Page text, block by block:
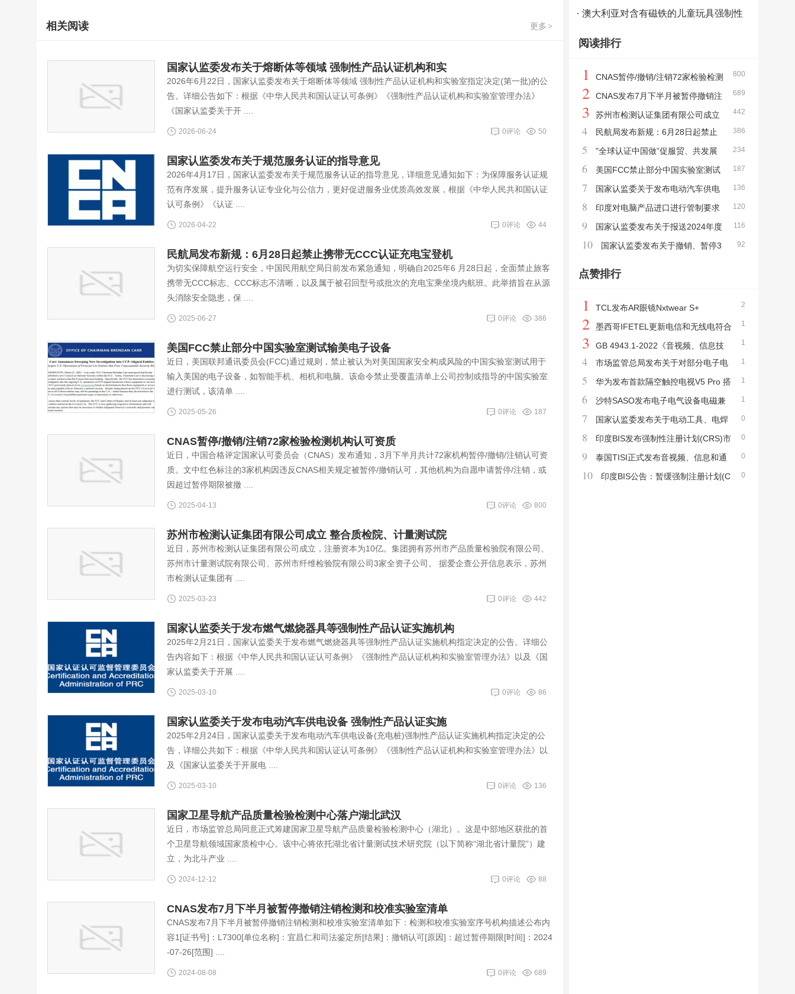
更多 >
相关阅读
国家认监委发布关于熔断体等领域 强制性产品认证机构和实
2026年6月22日，国家认监委发布关于熔断体等领域 强制性产品认证机构和实验室指定决定(第一批)的公
告。详细公告如下：根据《中华人民共和国认证认可条例》《强制性产品认证机构和实验室管理办法》
《国家认监委关于开 ....
2026-06-24 0评论 50
国家认监委发布关于规范服务认证的指导意见
2026年4月17日，国家认监委发布关于规范服务认证的指导意见，详细意见通知如下：为保障服务认证规
范有序发展，提升服务认证专业化与公信力，更好促进服务业优质高效发展，根据《中华人民共和国认证
认可条例》《认证 ....
2026-04-22 0评论 44
民航局发布新规：6月28日起禁止携带无CCC认证充电宝登机
为切实保障航空运行安全，中国民用航空局日前发布紧急通知，明确自2025年6 月28日起，全面禁止旅客
携带无CCC标志、CCC标志不清晰，以及属于被召回型号或批次的充电宝乘坐境内航班。此举措旨在从源
头消除安全隐患，保 ....
2025-06-27 0评论 386
美国FCC禁止部分中国实验室测试输美电子设备
近日，美国联邦通讯委员会(FCC)通过规则，禁止被认为对美国国家安全构成风险的中国实验室测试用于
输入美国的电子设备，如智能手机、相机和电脑。该命令禁止受覆盖清单上公司控制或指导的中国实验室
进行测试，该清单 ....
2025-05-26 0评论 187
CNAS暂停/撤销/注销72家检验检测机构认可资质
近日，中国合格评定国家认可委员会（CNAS）发布通知，3月下半月共计72家机构暂停/撤销/注销认可资
质。文中红色标注的3家机构因违反CNAS相关规定被暂停/撤销认可，其他机构为自愿申请暂停/注销，或
因超过暂停期限被撤 ....
2025-04-13 0评论 800
苏州市检测认证集团有限公司成立 整合质检院、计量测试院
近日，苏州市检测认证集团有限公司成立，注册资本为10亿。集团拥有苏州市产品质量检验院有限公司、
苏州市计量测试院有限公司、苏州市纤维检验院有限公司3家全资子公司。 据爱企查公开信息表示，苏州
市检测认证集团有 ....
2025-03-23 0评论 442
国家认监委关于发布燃气燃烧器具等强制性产品认证实施机构
2025年2月21日，国家认监委关于发布燃气燃烧器具等强制性产品认证实施机构指定决定的公告。详细公
告内容如下：根据《中华人民共和国认证认可条例》《强制性产品认证机构和实验室管理办法》以及《国
家认监委关于开展 ....
2025-03-10 0评论 86
国家认监委关于发布电动汽车供电设备 强制性产品认证实施
2025年2月24日，国家认监委关于发布电动汽车供电设备(充电桩)强制性产品认证实施机构指定决定的公
告，详细公共如下：根据《中华人民共和国认证认可条例》《强制性产品认证机构和实验室管理办法》以
及《国家认监委关于开展电 ....
2025-03-10 0评论 136
国家卫星导航产品质量检验检测中心落户湖北武汉
近日，市场监管总局同意正式筹建国家卫星导航产品质量检验检测中心（湖北）。这是中部地区获批的首
个卫星导航领域国家质检中心。该中心将依托湖北省计量测试技术研究院（以下简称“湖北省计量院”）建
立，为北斗产业 ....
2024-12-12 0评论 88
CNAS发布7月下半月被暂停撤销注销检测和校准实验室清单
CNAS发布7月下半月被暂停撤销注销检测和校准实验室清单如下：检测和校准实验室序号机构描述公布内
容1[证书号]：L7300[单位名称]：宜昌仁和司法鉴定所[结果]：撤销认可[原因]：超过暂停期限[时间]：2024
-07-26[范围] ....
2024-08-08 0评论 689
月1日实施
澳大利亚对含有磁铁的儿童玩具强制性
阅读排行
800
1
CNAS暂停/撤销/注销72家检验检测
机构认可资质
689
2
CNAS发布7月下半月被暂停撤销注
销检测和校准实验室清单
442
3
苏州市检测认证集团有限公司成立
整合质检院、计量测试院及纤检院
386
4
民航局发布新规：6月28日起禁止
携带无CCC认证充电宝登机
234
5
"全球认证中国做”促服贸、共发展
—2023国际认证合作发展大会在苏州召开 187
6
美国FCC禁止部分中国实验室测试
输美电子设备
136
7
国家认监委关于发布电动汽车供电
设备 强制性产品认证实施机构指定决定的公
告
120
8
印度对电脑产品进口进行管制要求
延期3 个月实施
116
9
国家认监委发布关于报送2024年度
认证认可统计数据暨认证机构年度报告的通92
10
国家认监委发布关于撤销、暂停3
点赞排行
2
1 TCL发布AR眼镜Nxtwear S+
1
2
墨西哥IFETEL更新电信和无线电符合
性评估程序PEC及认证指南
1
3
GB 4943.1-2022《音视频、信息技
术和通信技术设备 第1部分:安全要求》新版
标准发布 2023年8月1日实施
1
4
市场监管总局发布关于对部分电子电
器产品不再实行强制性产品CCC认证管理的
公告
1
5
华为发布首款隔空触控电视V5 Pro 搭
载鸿鹄900芯片
1
6
沙特SASO发布电子电气设备电磁兼
容(EMC)技术法规
0
7
国家认监委发布关于电动工具、电焊
机等11项产品CCC认证实施规则的公告
0
8
印度BIS发布强制性注册计划(CRS)市
场监督法规细则
0
9
泰国TISI正式发布音视频、信息和通
信技术设备新标准TIS 62368 Part1-2563及
0
10
印度BIS公告：暂缓强制注册计划(C